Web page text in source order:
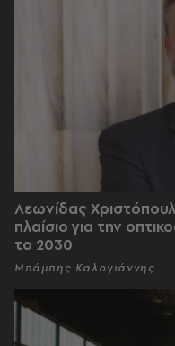
Λεωνίδας
πλαίσιο για την
το 2030
Μπάμπης Καλογιάννης